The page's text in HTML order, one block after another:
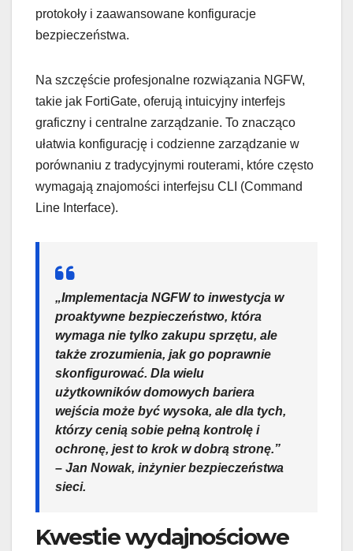
protokoły i zaawansowane konfiguracje
bezpieczeństwa.
Na szczęście profesjonalne rozwiązania NGFW,
takie jak FortiGate, oferują intuicyjny interfejs
graficzny i centralne zarządzanie. To znacząco
ułatwia konfigurację i codzienne zarządzanie w
porównaniu z tradycyjnymi routerami, które często
wymagają znajomości interfejsu CLI (Command
Line Interface).
„Implementacja NGFW to inwestycja w
proaktywne bezpieczeństwo, która
wymaga nie tylko zakupu sprzętu, ale
także zrozumienia, jak go poprawnie
skonfigurować. Dla wielu
użytkowników domowych bariera
wejścia może być wysoka, ale dla tych,
którzy cenią sobie pełną kontrolę i
ochronę, jest to krok w dobrą stronę.”
– Jan Nowak, inżynier bezpieczeństwa
sieci.
Kwestie wydajnościowe